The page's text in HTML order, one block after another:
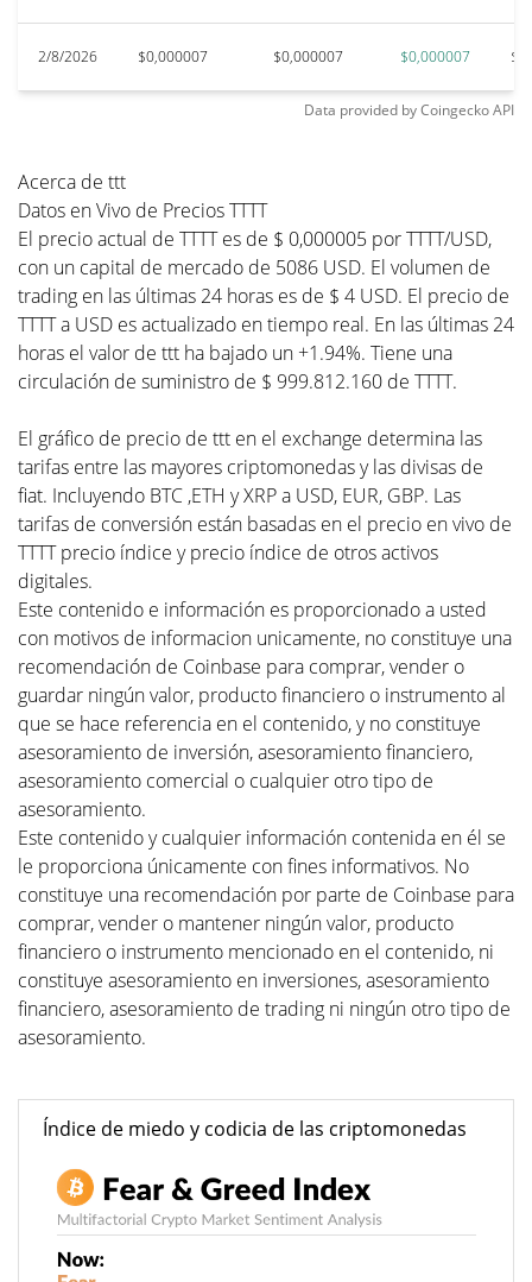
2/8/2026 $0,000007 $0,000007 $0,000007
Data provided byCoingeckoAPI
Acerca de ttt
Datos en Vivo de Precios TTTT
El precio actual de TTTT es de $ 0,000005 por TTTT/USD,
con un capital de mercado de 5086 USD. El volumen de
trading en las últimas 24 horas es de $ 4 USD. El precio de
TTTT a USD es actualizado en tiempo real. En las últimas 24
horas el valor de ttt ha bajado un +1.94%. Tiene una
circulación de suministro de $ 999.812.160 de TTTT.
El gráfico de precio de ttt en el exchange determina las
tarifas entre las mayores criptomonedas y las divisas de
fiat. Incluyendo BTC ,ETH y XRP a USD, EUR, GBP. Las
tarifas de conversión están basadas en el precio en vivo de
TTTT precio índice y precio índice de otros activos
digitales.
Este contenido e información es proporcionado a usted
con motivos de informacion unicamente, no constituye una
recomendación de Coinbase para comprar, vender o
guardar ningún valor, producto financiero o instrumento al
que se hace referencia en el contenido, y no constituye
asesoramiento de inversión, asesoramiento financiero,
asesoramiento comercial o cualquier otro tipo de
asesoramiento.
Este contenido y cualquier información contenida en él se
le proporciona únicamente con fines informativos. No
constituye una recomendación por parte de Coinbase para
comprar, vender o mantener ningún valor, producto
financiero o instrumento mencionado en el contenido, ni
constituye asesoramiento en inversiones, asesoramiento
financiero, asesoramiento de trading ni ningún otro tipo de
asesoramiento.
Índice de miedo y codicia de las criptomonedas